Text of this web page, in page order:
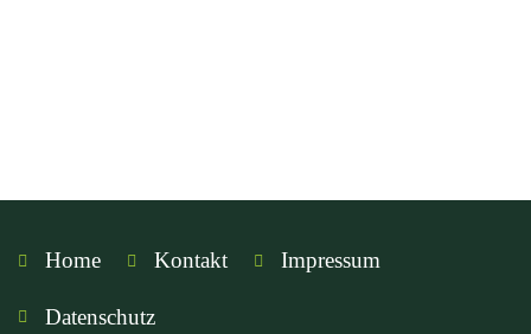
Home Kontakt Impressum
Datenschutz